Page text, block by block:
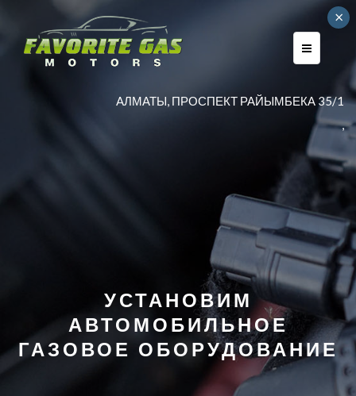
AЛМАТЫ, ПРОСПЕКТ РАЙЫМБЕКА 35/1
,
УСТАНОВИМ
АВТОМОБИЛЬНОЕ
ГАЗОВОЕ ОБОРУДОВАНИЕ
×